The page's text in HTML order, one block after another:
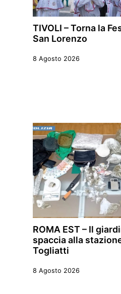
TIVOLI – Torna la
San Lorenzo
8 Agosto 2026
ROMA EST – Il
spaccia alla
Togliatti
8 Agosto 2026